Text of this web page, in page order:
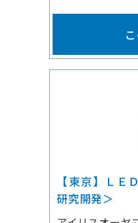
【東京】ＬＥ
研究開発＞